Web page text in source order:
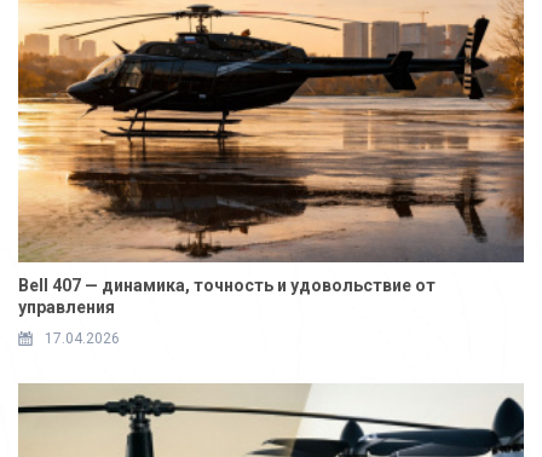
Bell 407 — динамика, точность и удовольствие от
управления
17.04.2026